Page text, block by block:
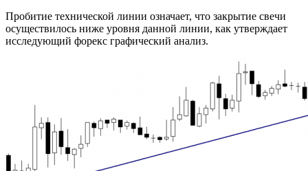
Пробитие технической линии означает, что закрытие свечи
осуществилось ниже уровня данной линии, как утверждает
исследующий форекс графический анализ.